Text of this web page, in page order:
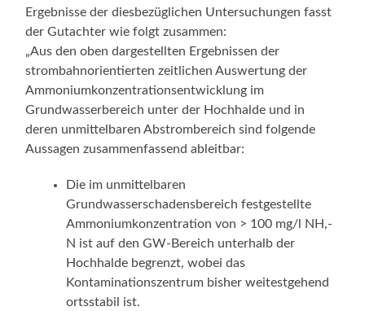
Ergebnisse der diesbezüglichen Untersuchungen fasst
der Gutachter wie folgt zusammen:
„Aus den oben dargestellten Ergebnissen der
strombahnorientierten zeitlichen Auswertung der
Ammoniumkonzentrationsentwicklung im
Grundwasserbereich unter der Hochhalde und in
deren unmittelbaren Abstrombereich sind folgende
Aussagen zusammenfassend ableitbar:
Die im unmittelbaren
Grundwasserschadensbereich festgestellte
Ammoniumkonzentration von > 100 mg/l NH,-
N ist auf den GW-Bereich unterhalb der
Hochhalde begrenzt, wobei das
Kontaminationszentrum bisher weitestgehend
ortsstabil ist.